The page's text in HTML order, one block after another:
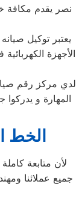
نصر يقدم مكافة
يعتبر توكيل
الأجهزة
لدي مركز رقم
المهارة و
الخط
لأن متابعة
جميع عملائنا